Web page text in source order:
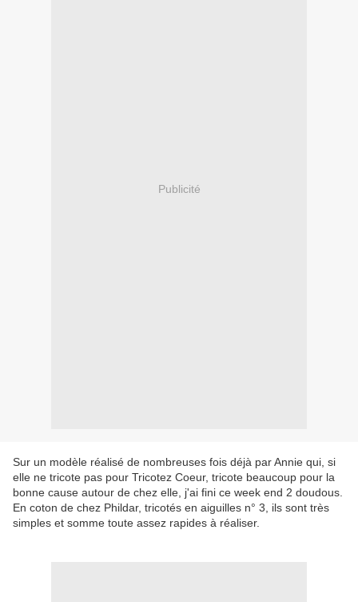
Publicité
Sur un modèle réalisé de nombreuses fois déjà par Annie qui, si
elle ne tricote pas pour Tricotez Coeur, tricote beaucoup pour la
bonne cause autour de chez elle, j'ai fini ce week end 2 doudous.
En coton de chez Phildar, tricotés en aiguilles n° 3, ils sont très
simples et somme toute assez rapides à réaliser.